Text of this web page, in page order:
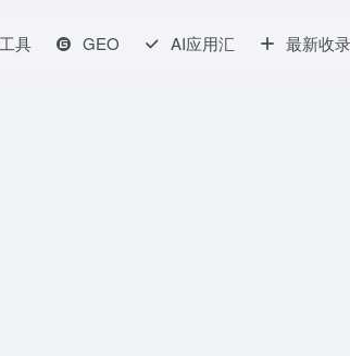
具 GEO AI应用汇 最新收录